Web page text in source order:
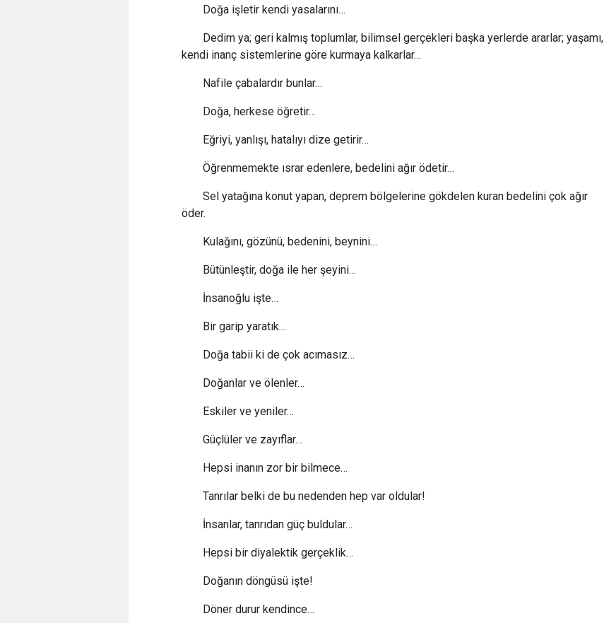
Doğa işletir kendi yasalarını…
Dedim ya; geri kalmış toplumlar, bilimsel gerçekleri başka yerlerde ararlar; yaşamı,
kendi inanç sistemlerine göre kurmaya kalkarlar…
Nafile çabalardır bunlar…
Doğa, herkese öğretir…
Eğriyi, yanlışı, hatalıyı dize getirir…
Öğrenmemekte ısrar edenlere, bedelini ağır ödetir…
Sel yatağına konut yapan, deprem bölgelerine gökdelen kuran bedelini çok ağır
öder.
Kulağını, gözünü, bedenini, beynini…
Bütünleştir, doğa ile her şeyini…
İnsanoğlu işte…
Bir garip yaratık…
Doğa tabii ki de çok acımasız…
Doğanlar ve ölenler…
Eskiler ve yeniler…
Güçlüler ve zayıflar…
Hepsi inanın zor bir bilmece…
Tanrılar belki de bu nedenden hep var oldular!
İnsanlar, tanrıdan güç buldular…
Hepsi bir diyalektik gerçeklik…
Doğanın döngüsü işte!
Döner durur kendince…